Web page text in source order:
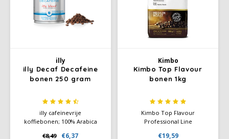
illy
illy Decaf Decafeine
bonen 250 gram
illy cafeïnevrije
koffiebonen; 100% Arabica
€8,49 €6,37
Kimbo
Kimbo Top Flavour
bonen 1kg
Kimbo Top Flavour
Professional Line
€19,59